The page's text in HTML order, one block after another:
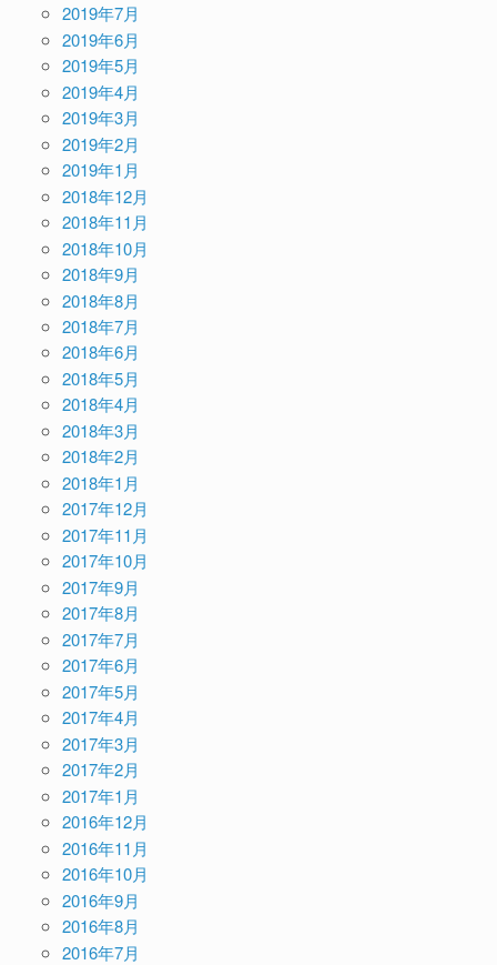
2019年7月
2019年6月
2019年5月
2019年4月
2019年3月
2019年2月
2019年1月
2018年12月
2018年11月
2018年10月
2018年9月
2018年8月
2018年7月
2018年6月
2018年5月
2018年4月
2018年3月
2018年2月
2018年1月
2017年12月
2017年11月
2017年10月
2017年9月
2017年8月
2017年7月
2017年6月
2017年5月
2017年4月
2017年3月
2017年2月
2017年1月
2016年12月
2016年11月
2016年10月
2016年9月
2016年8月
2016年7月